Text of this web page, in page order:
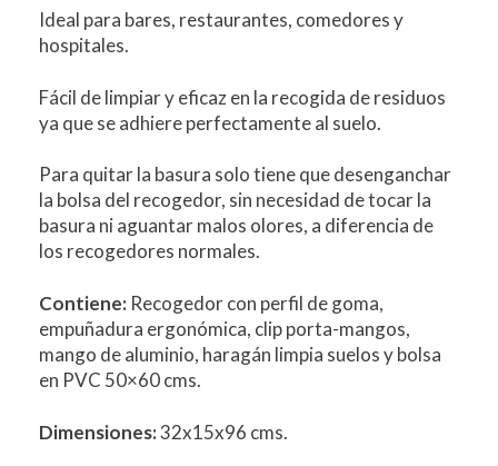
Ideal para bares, restaurantes, comedores y
hospitales.
Fácil de limpiar y eficaz en la recogida de residuos
ya que se adhiere perfectamente al suelo.
Para quitar la basura solo tiene que desenganchar
la bolsa del recogedor, sin necesidad de tocar la
basura ni aguantar malos olores, a diferencia de
los recogedores normales.
Contiene: Recogedor con perfil de goma,
empuñadura ergonómica, clip porta-mangos,
mango de aluminio, haragán limpia suelos y bolsa
en PVC 50×60 cms.
Dimensiones:32x15x96 cms.